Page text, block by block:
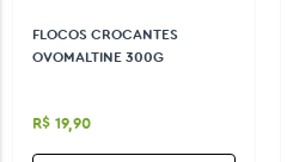
FLOCOS CROCANTES
OVOMALTINE 300G
R$ 19,90